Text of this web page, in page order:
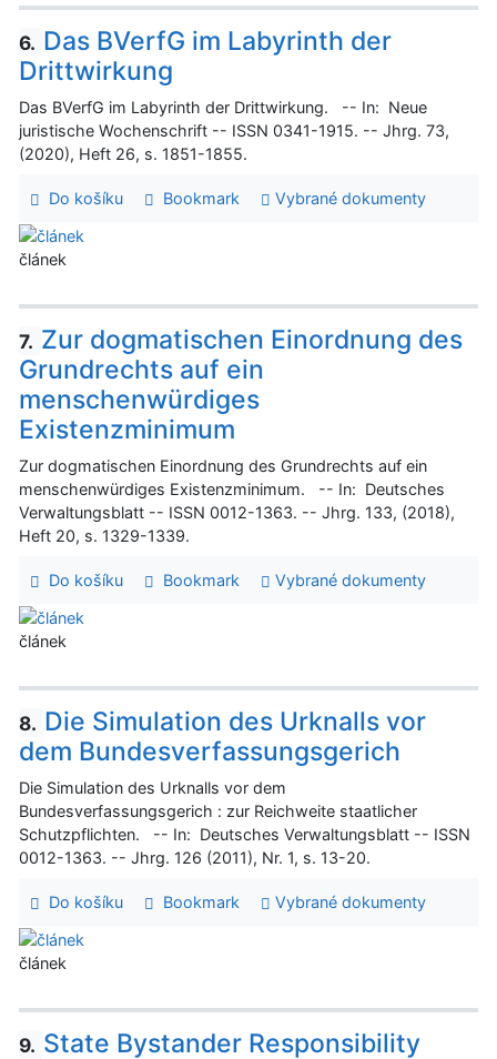
6. Das BVerfG im Labyrinth der
Drittwirkung
Das BVerfG im Labyrinth der Drittwirkung. -- In: Neue
juristische Wochenschrift -- ISSN 0341-1915. -- Jhrg. 73,
(2020), Heft 26, s. 1851-1855.
Do košíku Bookmark Vybrané dokumenty
článek
7. Zur dogmatischen Einordnung des
Grundrechts auf ein
menschenwürdiges
Existenzminimum
Zur dogmatischen Einordnung des Grundrechts auf ein
menschenwürdiges Existenzminimum. -- In: Deutsches
Verwaltungsblatt -- ISSN 0012-1363. -- Jhrg. 133, (2018),
Heft 20, s. 1329-1339.
Do košíku Bookmark Vybrané dokumenty
článek
8. Die Simulation des Urknalls vor
dem Bundesverfassungsgerich
Die Simulation des Urknalls vor dem
Bundesverfassungsgerich : zur Reichweite staatlicher
Schutzpflichten. -- In: Deutsches Verwaltungsblatt -- ISSN
0012-1363. -- Jhrg. 126 (2011), Nr. 1, s. 13-20.
Do košíku Bookmark Vybrané dokumenty
článek
9. State Bystander Responsibility